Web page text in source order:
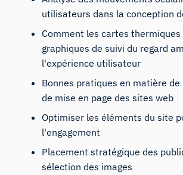
utilisateurs dans la conception
Comment les cartes thermiques
graphiques de suivi du regard
l'expérience utilisateur
Bonnes pratiques en matière
de mise en page des sites web
Optimiser les éléments du site
l'engagement
Placement stratégique des
sélection des images